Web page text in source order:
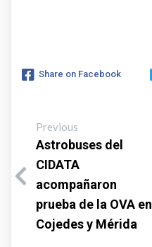
Share on Facebook
Previous
Astrobuses del
CIDATA
acompañaron
prueba de la OVA en
Cojedes y Mérida